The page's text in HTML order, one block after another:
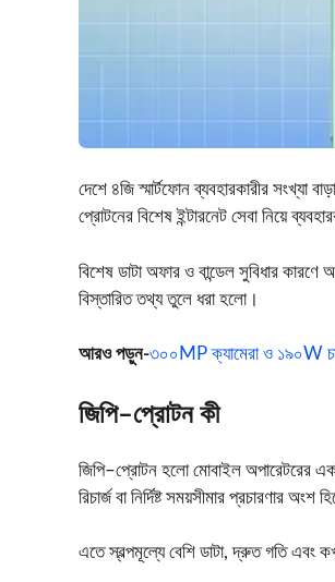
দেশে ৪জি স্মার্টফোন ব্যবহারকারীর সংখ্যা
প্রোটনের বিশেষ ইন্টারনেট সেবা নিয়ে
বিশেষ ডাটা অফার ও বান্ডেল সুবিধার
বিস্তারিত তথ্য তুলে ধরা হলো।
আরও পড়ুন-৩০০MP ক্যামেরা ও ১৯০W
জিপি–প্রোটন কী
জিপি–প্রোটন হলো মোবাইল অপারেটরের একটি
রিচার্জ বা নির্দিষ্ট সময়সীমার প্রচারণার
এতে স্বল্পমূল্যে বেশি ডাটা, দ্রুত গতি এবং